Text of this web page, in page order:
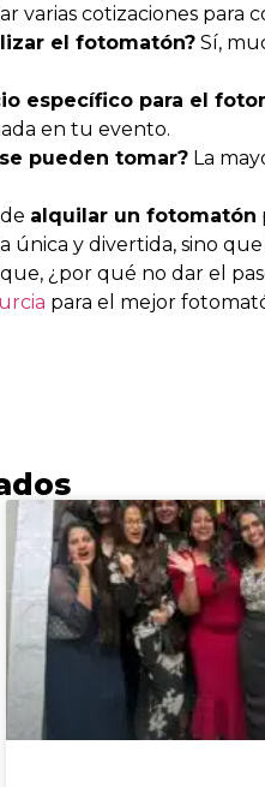
varias cotizaciones para
el fotomatón? Sí,
específico para el
en tu evento.
pueden tomar? La
alquilar un fotomatón
única y divertida, sino
¿por qué no dar el
para el mejor